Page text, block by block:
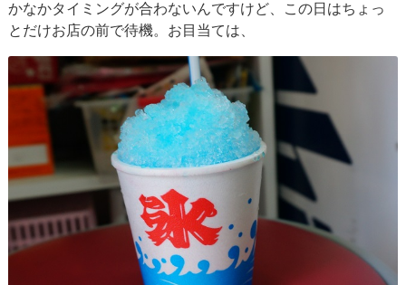
かなかタイミングが合わないんですけど、この日はちょっ
とだけお店の前で待機。お目当ては、